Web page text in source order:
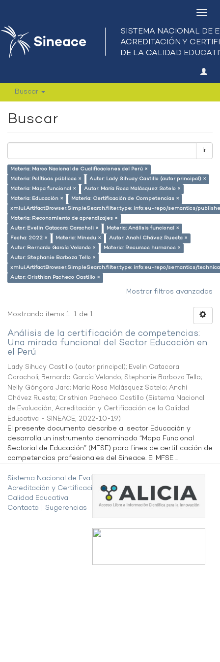
Buscar
Buscar
Ir
Materia: Marco Nacional de Cualificaciones del Perú ×
Materia: Políticas públicas ×
Autor: Lady Sihuay Castillo (autor principal) ×
Materia: Mapa funcional ×
Autor: María Rosa Malásquez Sotelo ×
Materia: Educación ×
Materia: Certificación de Competencias ×
xmlui.ArtifactBrowser.SimpleSearch.filter.type: info:eu-repo/semantics/
Materia: Reconomiento de aprendizajes ×
Autor: Evelin Catacora Caracholi ×
Materia: Análisis funcional ×
Fecha: 2022 ×
Materia: Minedu ×
Autor: Anahí Chávez Ruesta ×
Autor: Bernardo García Velando ×
Materia: Recursos humanos ×
Autor: Stephanie Barboza Tello ×
xmlui.ArtifactBrowser.SimpleSearch.filter.type: info:eu-repo/semantics/
Autor: Cristhian Pacheco Castillo ×
Mostrar filtros avanzados
Mostrando ítems 1-1 de 1
Análisis de la certificación de competencias:
Una mirada funcional del Sector Educación en
el Perú
Lady Sihuay Castillo (autor principal); Evelin Catacora
Caracholi; Bernardo García Velando; Stephanie Barboza Tello;
Nelly Góngora Jara; María Rosa Malásquez Sotelo; Anahí
Chávez Ruesta; Cristhian Pacheco Castillo (Sistema Nacional
de Evaluación, Acreditación y Certificación de la Calidad
Educativa - SINEACE, 2022-10-19)
El presente documento describe al sector Educación y
desarrolla un instrumento denominado “Mapa Funcional
Sectorial de Educación” (MFSE) para fines de certificación de
competencias profesionales del Sineace. El MFSE ...
Sistema Nacional de Evaluación,
Acreditación y Certificación de la
Calidad Educativa
Contacto
Sugerencias